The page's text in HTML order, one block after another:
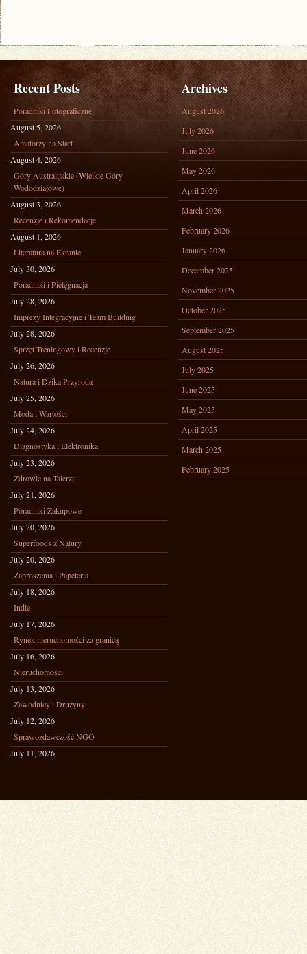
Recent Posts
Poradniki Fotograficzne
August 5, 2026
Amatorzy na Start
August 4, 2026
Góry Australijskie (Wielkie Góry
Wododziałowe)
August 3, 2026
Recenzje i Rekomendacje
August 1, 2026
Literatura na Ekranie
July 30, 2026
Poradniki i Pielęgnacja
July 28, 2026
Imprezy Integracyjne i Team Building
July 28, 2026
Sprzęt Treningowy i Recenzje
July 26, 2026
Natura i Dzika Przyroda
July 25, 2026
Moda i Wartości
July 24, 2026
Diagnostyka i Elektronika
July 23, 2026
Zdrowie na Talerzu
July 21, 2026
Poradniki Zakupowe
July 20, 2026
Superfoods z Natury
July 20, 2026
Zaproszenia i Papeteria
July 18, 2026
Indie
July 17, 2026
Rynek nieruchomości za granicą
July 16, 2026
Nieruchomości
July 13, 2026
Zawodnicy i Drużyny
July 12, 2026
Sprawozdawczość NGO
July 11, 2026
Archives
August 2026
July 2026
June 2026
May 2026
April 2026
March 2026
February 2026
January 2026
December 2025
November 2025
October 2025
September 2025
August 2025
July 2025
June 2025
May 2025
April 2025
March 2025
February 2025